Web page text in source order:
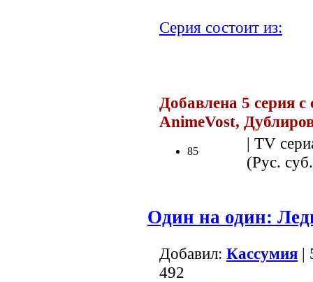
Серия состоит из:
Добавлена 5 серия с
AnimeVost,
85
| TV
(Рус.
Один на один:
Добавил: Кассумия |
492